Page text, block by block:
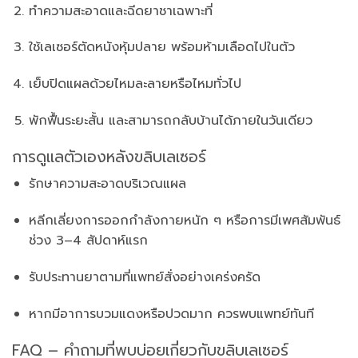
ทำความสะอาดและฉีดยาชาเฉพาะที่
ใช้เลเซอร์ตัดหนังหุ้มปลาย พร้อมห้ามเลือดไปในตัว
เย็บปิดแผลด้วยไหมละลายหรือไหมทั่วไป
พักฟื้นระยะสั้น และสามารถกลับบ้านได้ภายในวันเดียว
การดูแลตัวเองหลังขลิบเลเซอร์
รักษาความสะอาดบริเวณแผล
หลีกเลี่ยงการออกกำลังกายหนัก ๆ หรือการมีเพศสัมพันธ์
ช่วง 3–4 สัปดาห์แรก
รับประทานยาตามที่แพทย์สั่งอย่างเคร่งครัด
หากมีอาการบวมแดงหรือปวดมาก ควรพบแพทย์ทันที
FAQ – คำถามที่พบบ่อยเกี่ยวกับขลิบเลเซอร์